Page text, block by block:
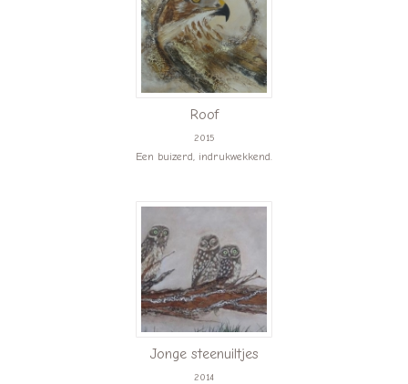
Roof
2015
Een buizerd, indrukwekkend.
Jonge steenuiltjes
2014